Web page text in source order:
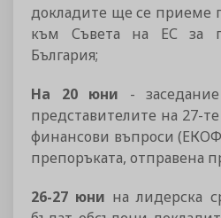
докладите ще се приеме
към Съвета на ЕС за
България;
На 20 юни -
представителите на 27-
финансови въпроси
препоръката, отправена
26-27 юни на лидерска